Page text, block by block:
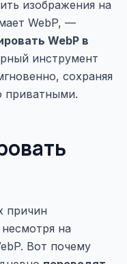
изображения на
WebP, —
WebP в
инструмент
сохраняя
приватными.
причин
несмотря на
Вот почему